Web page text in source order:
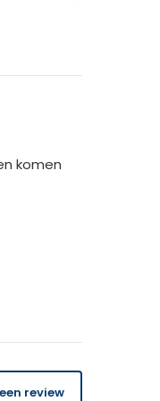
komen
review